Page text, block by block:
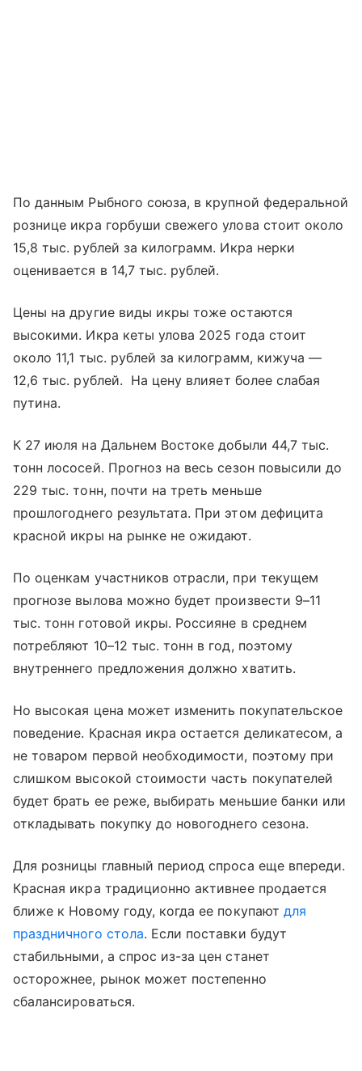
По данным Рыбного союза, в крупной федеральной
рознице икра горбуши свежего улова стоит около
15,8 тыс. рублей за килограмм. Икра нерки
оценивается в 14,7 тыс. рублей.
Цены на другие виды икры тоже остаются
высокими. Икра кеты улова 2025 года стоит
около 11,1 тыс. рублей за килограмм, кижуча —
12,6 тыс. рублей. На цену влияет более слабая
путина.
К 27 июля на Дальнем Востоке добыли 44,7 тыс.
тонн лососей. Прогноз на весь сезон повысили до
229 тыс. тонн, почти на треть меньше
прошлогоднего результата. При этом дефицита
красной икры на рынке не ожидают.
По оценкам участников отрасли, при текущем
прогнозе вылова можно будет произвести 9–11
тыс. тонн готовой икры. Россияне в среднем
потребляют 10–12 тыс. тонн в год, поэтому
внутреннего предложения должно хватить.
Но высокая цена может изменить покупательское
поведение. Красная икра остается деликатесом, а
не товаром первой необходимости, поэтому при
слишком высокой стоимости часть покупателей
будет брать ее реже, выбирать меньшие банки или
откладывать покупку до новогоднего сезона.
Для розницы главный период спроса еще впереди.
Красная икра традиционно активнее продается
ближе к Новому году, когда ее покупают для
праздничного стола. Если поставки будут
стабильными, а спрос из-за цен станет
осторожнее, рынок может постепенно
сбалансироваться.